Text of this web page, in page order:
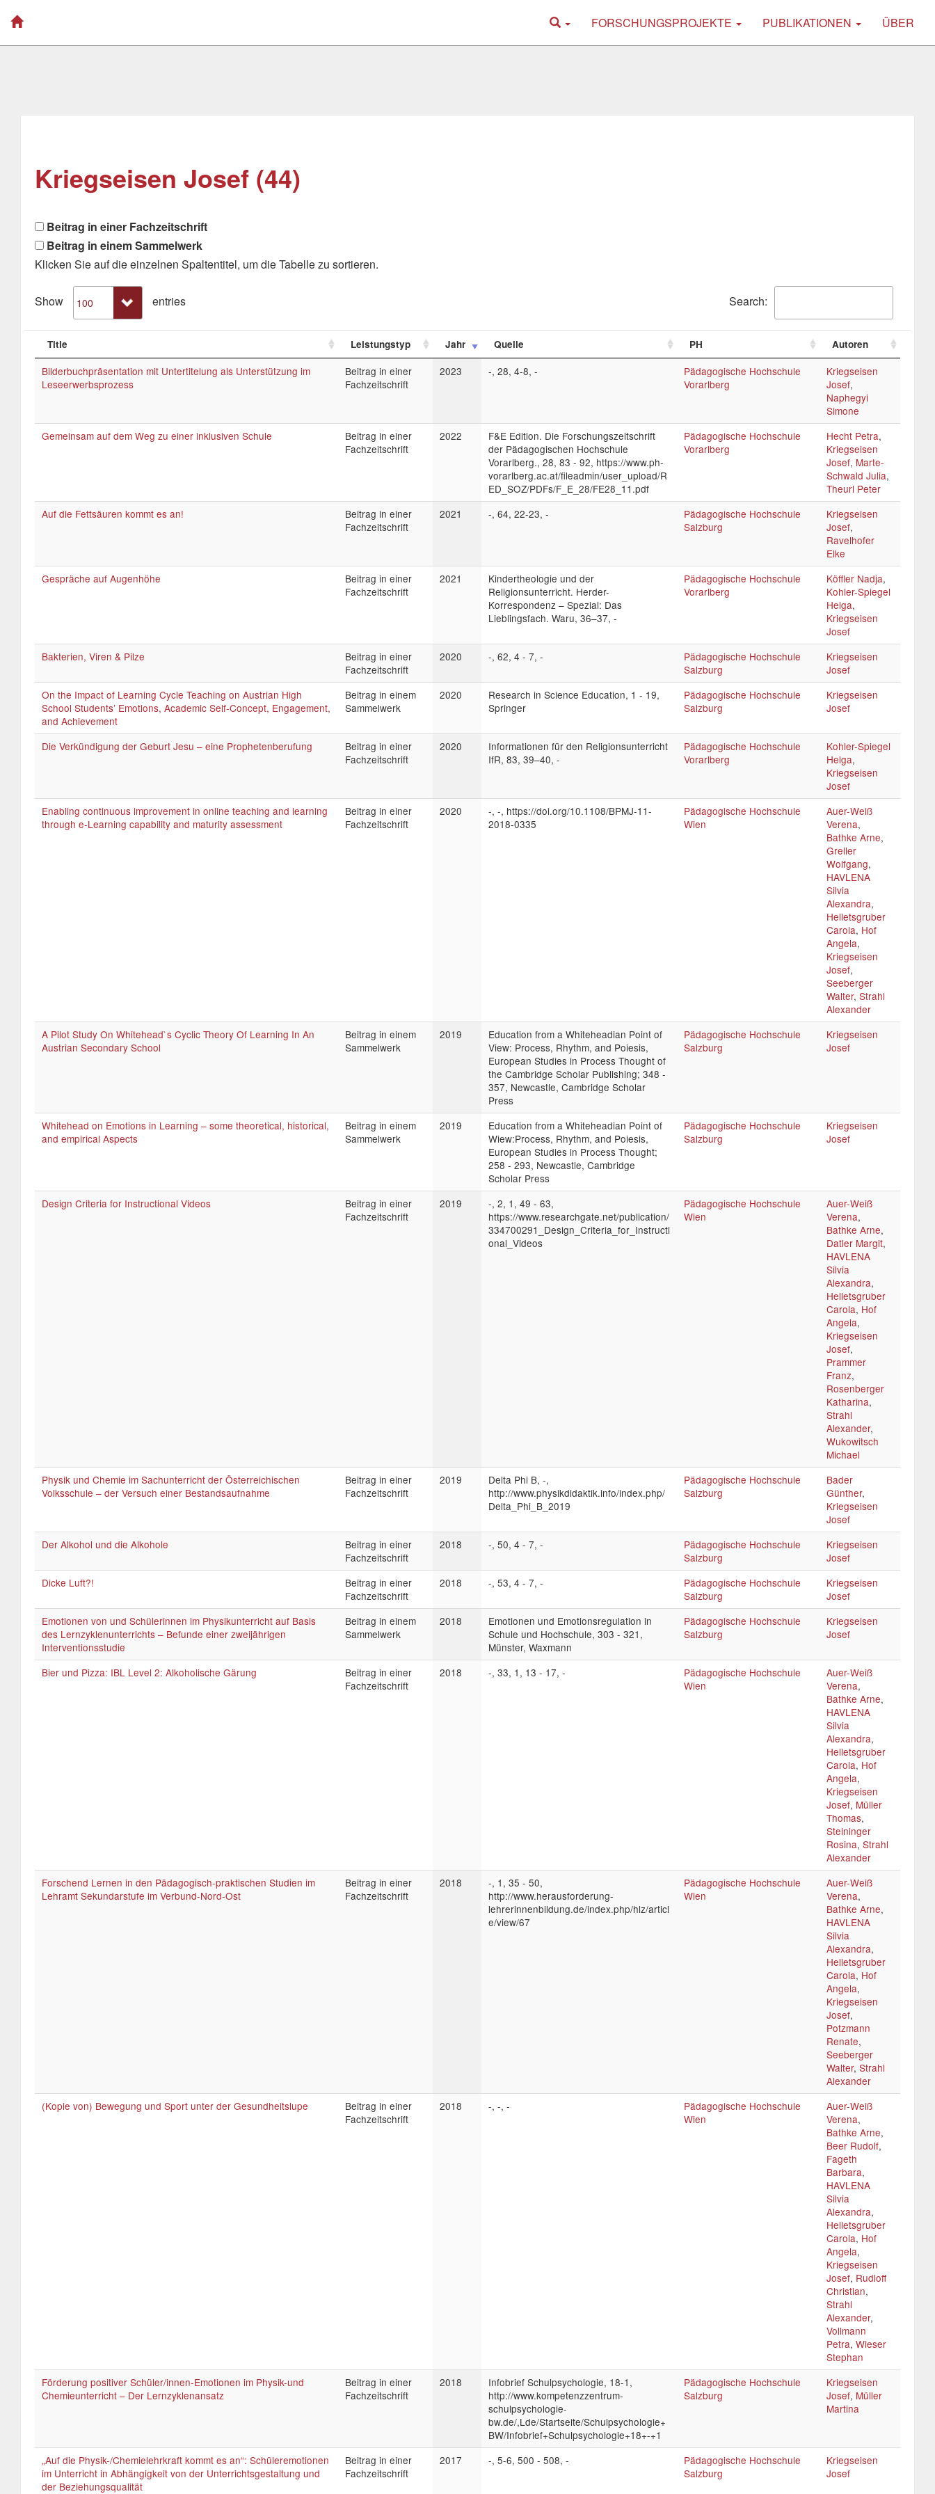
FORSCHUNGSPROJEKTE PUBLIKATIONEN ÜBER
Kriegseisen Josef (44)
Beitrag in einer Fachzeitschrift
Beitrag in einem Sammelwerk
Klicken Sie auf die einzelnen Spaltentitel, um die Tabelle zu sortieren.
Show entries Search:
Title Leistungstyp Jahr Quelle PH Autoren
Bilderbuchpräsentation mit Untertitelung als Unterstützung im
Leseerwerbsprozess
Beitrag in einer
Fachzeitschrift
2023 -, 28, 4-8, -
Pädagogische Hochschule
Vorarlberg
Kriegseisen
Josef,
Naphegyi
Simone
Gemeinsam auf dem Weg zu einer inklusiven Schule
Beitrag in einer
Fachzeitschrift
2022
F&E Edition. Die Forschungszeitschrift
der Pädagogischen Hochschule
Vorarlberg., 28, 83 - 92, https://www.ph-
vorarlberg.ac.at/fileadmin/user_upload/R
ED_SOZ/PDFs/F_E_28/FE28_11.pdf
Pädagogische Hochschule
Vorarlberg
Hecht Petra,
Kriegseisen
Josef, Marte-
Schwald Julia,
Theurl Peter
Auf die Fettsäuren kommt es an!
Beitrag in einer
Fachzeitschrift
2021 -, 64, 22-23, -
Pädagogische Hochschule
Salzburg
Kriegseisen
Josef,
Ravelhofer
Elke
Gespräche auf Augenhöhe
Beitrag in einer
Fachzeitschrift
2021
Kindertheologie und der
Religionsunterricht. Herder-
Korrespondenz – Spezial: Das
Lieblingsfach. Waru, 36–37, -
Pädagogische Hochschule
Vorarlberg
Köffler Nadja,
Kohler-Spiegel
Helga,
Kriegseisen
Josef
Bakterien, Viren & Pilze
Beitrag in einer
Fachzeitschrift
2020 -, 62, 4 - 7, -
Pädagogische Hochschule
Salzburg
Kriegseisen
Josef
On the Impact of Learning Cycle Teaching on Austrian High
School Students’ Emotions, Academic Self-Concept, Engagement,
and Achievement
Beitrag in einem
Sammelwerk
2020
Research in Science Education, 1 - 19,
Springer
Pädagogische Hochschule
Salzburg
Kriegseisen
Josef
Die Verkündigung der Geburt Jesu – eine Prophetenberufung
Beitrag in einer
Fachzeitschrift
2020
Informationen für den Religionsunterricht
IfR, 83, 39–40, -
Pädagogische Hochschule
Vorarlberg
Kohler-Spiegel
Helga,
Kriegseisen
Josef
Enabling continuous improvement in online teaching and learning
through e-Learning capability and maturity assessment
Beitrag in einer
Fachzeitschrift
2020
-, -, https://doi.org/10.1108/BPMJ-11-
2018-0335
Pädagogische Hochschule
Wien
Auer-Weiß
Verena,
Bathke Arne,
Greller
Wolfgang,
HAVLENA
Silvia
Alexandra,
Helletsgruber
Carola, Hof
Angela,
Kriegseisen
Josef,
Seeberger
Walter, Strahl
Alexander
A Pilot Study On Whitehead`s Cyclic Theory Of Learning In An
Austrian Secondary School
Beitrag in einem
Sammelwerk
2019
Education from a Whiteheadian Point of
View: Process, Rhythm, and Poiesis,
European Studies in Process Thought of
the Cambridge Scholar Publishing; 348 -
357, Newcastle, Cambridge Scholar
Press
Pädagogische Hochschule
Salzburg
Kriegseisen
Josef
Whitehead on Emotions in Learning – some theoretical, historical,
and empirical Aspects
Beitrag in einem
Sammelwerk
2019
Education from a Whiteheadian Point of
Wiew:Process, Rhythm, and Poiesis,
European Studies in Process Thought;
258 - 293, Newcastle, Cambridge
Scholar Press
Pädagogische Hochschule
Salzburg
Kriegseisen
Josef
Design Criteria for Instructional Videos
Beitrag in einer
Fachzeitschrift
2019
-, 2, 1, 49 - 63,
https://www.researchgate.net/publication/
334700291_Design_Criteria_for_Instructi
onal_Videos
Pädagogische Hochschule
Wien
Auer-Weiß
Verena,
Bathke Arne,
Datler Margit,
HAVLENA
Silvia
Alexandra,
Helletsgruber
Carola, Hof
Angela,
Kriegseisen
Josef,
Prammer
Franz,
Rosenberger
Katharina,
Strahl
Alexander,
Wukowitsch
Michael
Physik und Chemie im Sachunterricht der Österreichischen
Volksschule – der Versuch einer Bestandsaufnahme
Beitrag in einer
Fachzeitschrift
2019
Delta Phi B, -,
http://www.physikdidaktik.info/index.php/
Delta_Phi_B_2019
Pädagogische Hochschule
Salzburg
Bader
Günther,
Kriegseisen
Josef
Der Alkohol und die Alkohole
Beitrag in einer
Fachzeitschrift
2018 -, 50, 4 - 7, -
Pädagogische Hochschule
Salzburg
Kriegseisen
Josef
Dicke Luft?!
Beitrag in einer
Fachzeitschrift
2018 -, 53, 4 - 7, -
Pädagogische Hochschule
Salzburg
Kriegseisen
Josef
Emotionen von und Schülerinnen im Physikunterricht auf Basis
des Lernzyklenunterrichts – Befunde einer zweijährigen
Interventionsstudie
Beitrag in einem
Sammelwerk
2018
Emotionen und Emotionsregulation in
Schule und Hochschule, 303 - 321,
Münster, Waxmann
Pädagogische Hochschule
Salzburg
Kriegseisen
Josef
Bier und Pizza: IBL Level 2: Alkoholische Gärung
Beitrag in einer
Fachzeitschrift
2018 -, 33, 1, 13 - 17, -
Pädagogische Hochschule
Wien
Auer-Weiß
Verena,
Bathke Arne,
HAVLENA
Silvia
Alexandra,
Helletsgruber
Carola, Hof
Angela,
Kriegseisen
Josef, Müller
Thomas,
Steininger
Rosina, Strahl
Alexander
Forschend Lernen in den Pädagogisch-praktischen Studien im
Lehramt Sekundarstufe im Verbund-Nord-Ost
Beitrag in einer
Fachzeitschrift
2018
-, 1, 35 - 50,
http://www.herausforderung-
lehrerinnenbildung.de/index.php/hlz/articl
e/view/67
Pädagogische Hochschule
Wien
Auer-Weiß
Verena,
Bathke Arne,
HAVLENA
Silvia
Alexandra,
Helletsgruber
Carola, Hof
Angela,
Kriegseisen
Josef,
Potzmann
Renate,
Seeberger
Walter, Strahl
Alexander
(Kopie von) Bewegung und Sport unter der Gesundheitslupe
Beitrag in einer
Fachzeitschrift
2018 -, -, -
Pädagogische Hochschule
Wien
Auer-Weiß
Verena,
Bathke Arne,
Beer Rudolf,
Fageth
Barbara,
HAVLENA
Silvia
Alexandra,
Helletsgruber
Carola, Hof
Angela,
Kriegseisen
Josef, Rudloff
Christian,
Strahl
Alexander,
Vollmann
Petra, Wieser
Stephan
Förderung positiver Schüler/innen-Emotionen im Physik-und
Chemieunterricht – Der Lernzyklenansatz
Beitrag in einer
Fachzeitschrift
2018
Infobrief Schulpsychologie, 18-1,
http://www.kompetenzzentrum-
schulpsychologie-
bw.de/,Lde/Startseite/Schulpsychologie+
BW/Infobrief+Schulpsychologie+18+-+1
Pädagogische Hochschule
Salzburg
Kriegseisen
Josef, Müller
Martina
„Auf die Physik-/Chemielehrkraft kommt es an“: Schüleremotionen
im Unterricht in Abhängigkeit von der Unterrichtsgestaltung und
der Beziehungsqualität
Beitrag in einer
Fachzeitschrift
2017 -, 5-6, 500 - 508, -
Pädagogische Hochschule
Salzburg
Kriegseisen
Josef